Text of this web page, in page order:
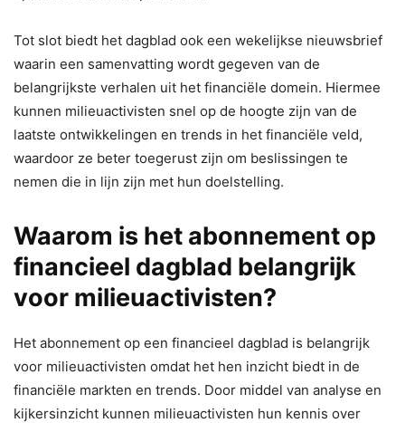
Tot slot biedt het dagblad ook een wekelijkse nieuwsbrief
waarin een samenvatting wordt gegeven van de
belangrijkste verhalen uit het financiële domein. Hiermee
kunnen milieuactivisten snel op de hoogte zijn van de
laatste ontwikkelingen en trends in het financiële veld,
waardoor ze beter toegerust zijn om beslissingen te
nemen die in lijn zijn met hun doelstelling.
Waarom is het abonnement op
financieel dagblad belangrijk
voor milieuactivisten?
Het abonnement op een financieel dagblad is belangrijk
voor milieuactivisten omdat het hen inzicht biedt in de
financiële markten en trends. Door middel van analyse en
kijkersinzicht kunnen milieuactivisten hun kennis over